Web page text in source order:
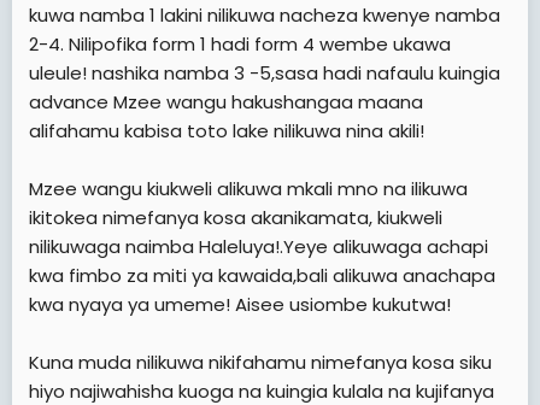
kuwa namba 1 lakini nilikuwa nacheza kwenye namba
2-4. Nilipofika form 1 hadi form 4 wembe ukawa
uleule! nashika namba 3 -5,sasa hadi nafaulu kuingia
advance Mzee wangu hakushangaa maana
alifahamu kabisa toto lake nilikuwa nina akili!
Mzee wangu kiukweli alikuwa mkali mno na ilikuwa
ikitokea nimefanya kosa akanikamata, kiukweli
nilikuwaga naimba Haleluya!.Yeye alikuwaga achapi
kwa fimbo za miti ya kawaida,bali alikuwa anachapa
kwa nyaya ya umeme! Aisee usiombe kukutwa!
Kuna muda nilikuwa nikifahamu nimefanya kosa siku
hiyo najiwahisha kuoga na kuingia kulala na kujifanya